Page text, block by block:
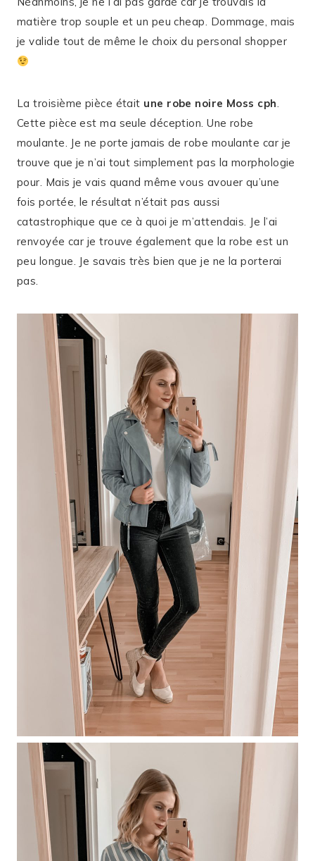
matière trop souple et un peu cheap. Dommage, mais
je valide tout de même le choix du personal shopper
La troisième pièce était une robe noire Moss cph.
Cette pièce est ma seule déception. Une robe
moulante. Je ne porte jamais de robe moulante car je
trouve que je n’ai tout simplement pas la morphologie
pour. Mais je vais quand même vous avouer qu’une
fois portée, le résultat n’était pas aussi
catastrophique que ce à quoi je m’attendais. Je l’ai
renvoyée car je trouve également que la robe est un
peu longue. Je savais très bien que je ne la porterai
pas.